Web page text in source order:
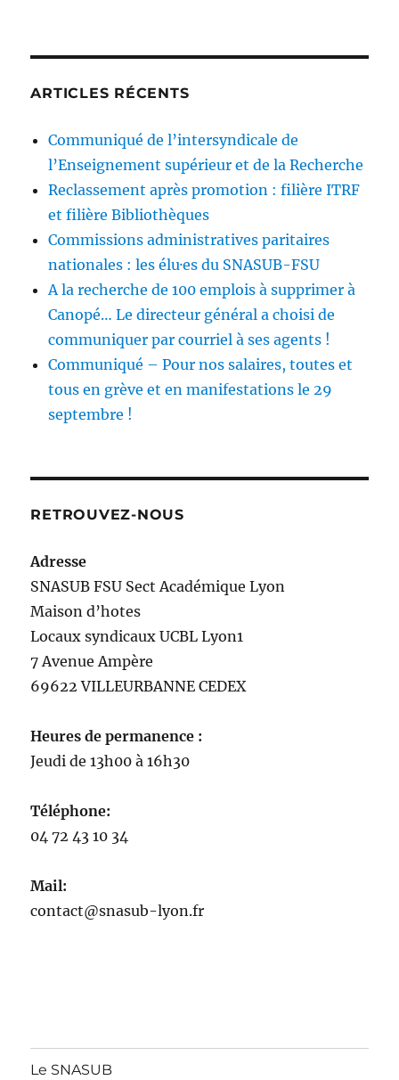
ARTICLES RÉCENTS
Communiqué de l’intersyndicale de
l’Enseignement supérieur et de la Recherche
Reclassement après promotion : filière ITRF
et filière Bibliothèques
Commissions administratives paritaires
nationales : les élu·es du SNASUB-FSU
A la recherche de 100 emplois à supprimer à
Canopé… Le directeur général a choisi de
communiquer par courriel à ses agents !
Communiqué – Pour nos salaires, toutes et
tous en grève et en manifestations le 29
septembre !
RETROUVEZ-NOUS
Adresse
SNASUB FSU Sect Académique Lyon
Maison d’hotes
Locaux syndicaux UCBL Lyon1
7 Avenue Ampère
69622 VILLEURBANNE CEDEX
Heures de permanence :
Jeudi de 13h00 à 16h30
Téléphone:
04 72 43 10 34
Mail:
contact@snasub-lyon.fr
Le SNASUB